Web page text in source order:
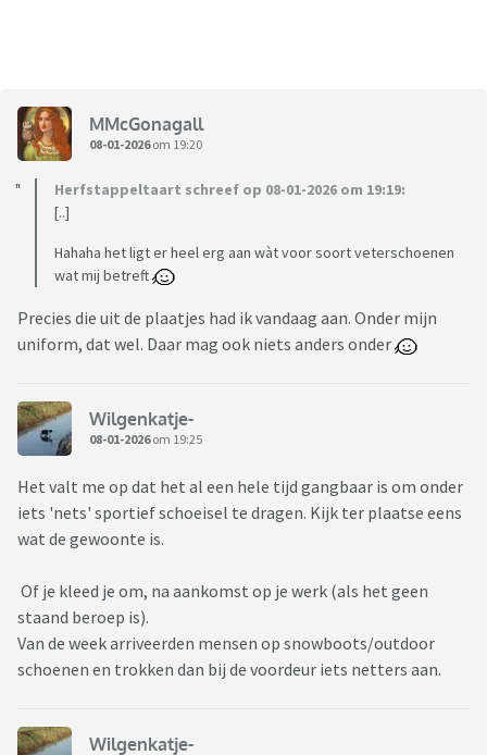
MMcGonagall
08-01-2026om 19:20
Herfstappeltaart schreef op 08-01-2026 om 19:19:
[..]
Hahaha het ligt er heel erg aan wàt voor soort veterschoenen
wat mij betreft
Precies die uit de plaatjes had ik vandaag aan. Onder mijn
uniform, dat wel. Daar mag ook niets anders onder
Wilgenkatje-
08-01-2026om 19:25
Het valt me op dat het al een hele tijd gangbaar is om onder
iets 'nets' sportief schoeisel te dragen. Kijk ter plaatse eens
wat de gewoonte is.
Of je kleed je om, na aankomst op je werk (als het geen
staand beroep is).
Van de week arriveerden mensen op snowboots/outdoor
schoenen en trokken dan bij de voordeur iets netters aan.
Wilgenkatje-